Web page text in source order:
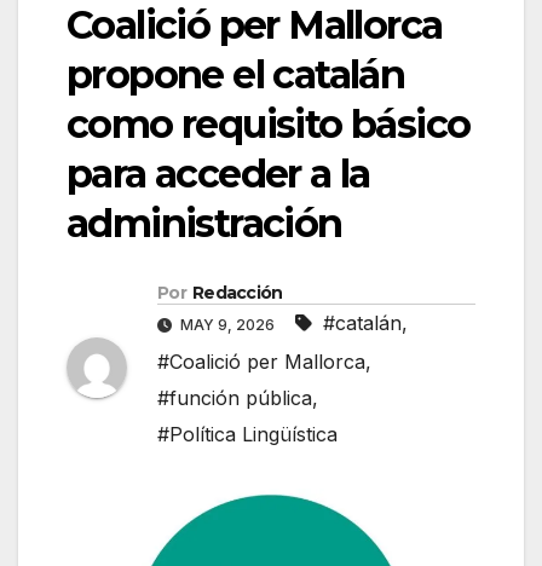
Coalició per Mallorca
propone el catalán
como requisito básico
para acceder a la
administración
Por Redacción
MAY 9, 2026 #catalán,
#Coalició per Mallorca,
#función pública,
#Política Lingüística